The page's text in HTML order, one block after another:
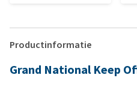
Productinformatie
Grand National Keep